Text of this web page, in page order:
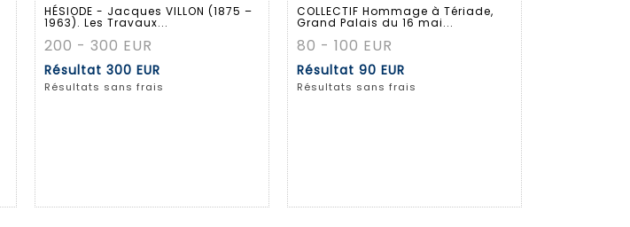
HÉSIODE - Jacques VILLON (1875 –
1963). Les Travaux...
200 - 300 EUR
Résultat 300 EUR
Résultats sans frais
COLLECTIF Hommage à Tériade,
Grand Palais du 16 mai...
80 - 100 EUR
Résultat 90 EUR
Résultats sans frais